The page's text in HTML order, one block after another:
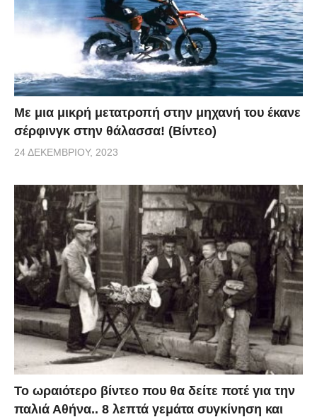
Με μια μικρή μετατροπή στην μηχανή του έκανε
σέρφινγκ στην θάλασσα! (Βίντεο)
24 ΔΕΚΕΜΒΡΊΟΥ, 2023
Το ωραιότερο βίντεο που θα δείτε ποτέ για την
παλιά Αθήνα.. 8 λεπτά γεμάτα συγκίνηση και